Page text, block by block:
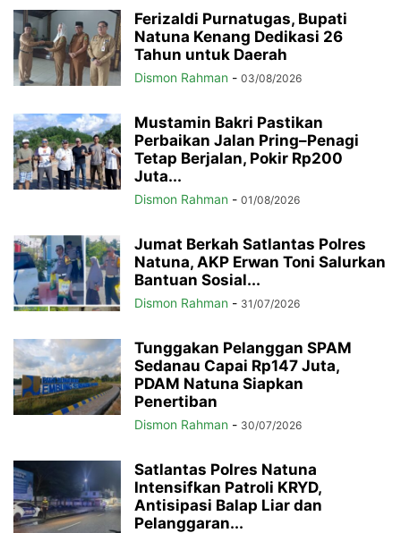
Ferizaldi Purnatugas, Bupati
Natuna Kenang Dedikasi 26
Tahun untuk Daerah
Dismon Rahman - 03/08/2026
Mustamin Bakri Pastikan
Perbaikan Jalan Pring–Penagi
Tetap Berjalan, Pokir Rp200
Juta...
Dismon Rahman - 01/08/2026
Jumat Berkah Satlantas Polres
Natuna, AKP Erwan Toni Salurkan
Bantuan Sosial...
Dismon Rahman - 31/07/2026
Tunggakan Pelanggan SPAM
Sedanau Capai Rp147 Juta,
PDAM Natuna Siapkan
Penertiban
Dismon Rahman - 30/07/2026
Satlantas Polres Natuna
Intensifkan Patroli KRYD,
Antisipasi Balap Liar dan
Pelanggaran...